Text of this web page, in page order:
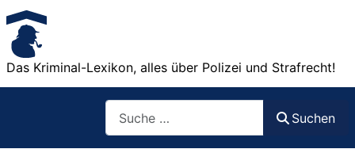
Das Kriminal-Lexikon, alles über Polizei und Strafrecht!
Suchen